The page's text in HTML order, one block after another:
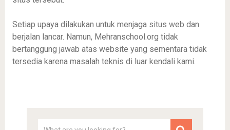
Setiap upaya dilakukan untuk menjaga situs web dan
berjalan lancar. Namun, Mehranschool.org tidak
bertanggung jawab atas website yang sementara tidak
tersedia karena masalah teknis di luar kendali kami.